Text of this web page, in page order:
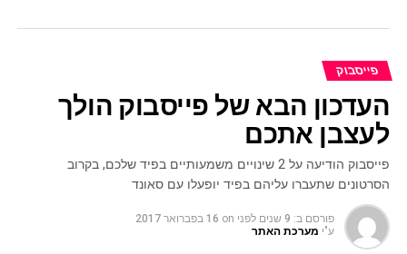
פייסבוק
העדכון הבא של פייסבוק הולך
לעצבן אתכם
פייסבוק הודיעה על 2 שינויים משמעותיים בפיד שלכם, בקרוב
הסרטונים שתעברו עליהם בפיד יופעלו עם סאונד
פורסם ב: 9 שנים לפני on 16 בפברואר 2017
ע"י מערכת האתר